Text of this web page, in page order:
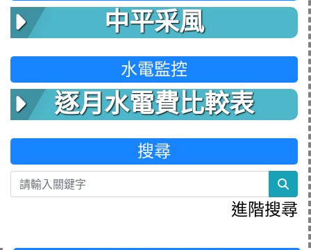
中平采風
水電監控
逐月水電費比較表
搜尋
進階搜尋